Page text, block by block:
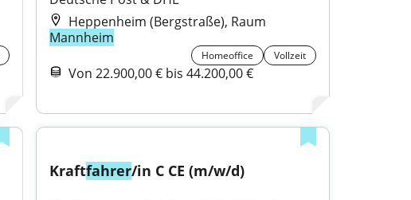
Heppenheim (Bergstraße), Raum
Mannheim
Homeoffice Vollzeit
Von 22.900,00 € bis 44.200,00 €
Kraftfahrer/in C CE (m/w/d)